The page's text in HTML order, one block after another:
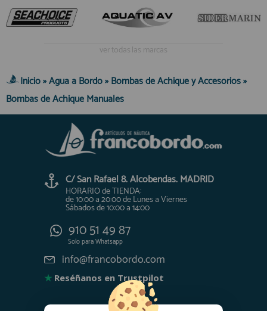
ver todas las marcas
Inicio»Agua a Bordo»Bombas de Achique y Accesorios»
Bombas de Achique Manuales
C/ San Rafael 8. Alcobendas. MADRID
HORARIO de TIENDA:
de 10:00 a 20:00 de Lunes a Viernes
Sábados de 10:00 a 14:00
910 51 49 87
Solo paraWhatsapp
info@francobordo.com
★ Reséñanos en Trustpilot